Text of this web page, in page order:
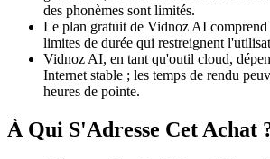
des phonèmes sont limités.
Le plan gratuit de Vidnoz AI comprend
limites de durée qui restreignent
Vidnoz AI, en tant qu'outil cloud,
Internet stable ; les temps de rendu
heures de pointe.
À Qui S'Adresse Cet Achat